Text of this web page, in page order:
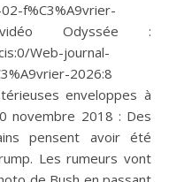
f%C3%A9vrier-
Odyssée :
Web-journal-
2026:8
enveloppes à
novembre 2018 : Des
pensent avoir été
Les rumeurs vont